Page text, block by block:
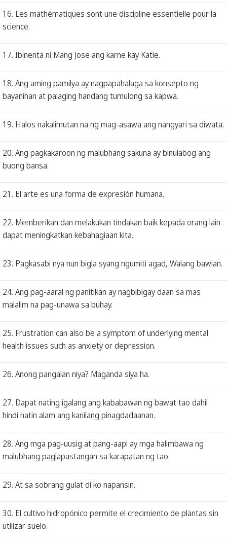
16. Les mathématiques sont une discipline essentielle pour la
science.
17. Ibinenta ni Mang Jose ang karne kay Katie.
18. Ang aming pamilya ay nagpapahalaga sa konsepto ng
bayanihan at palaging handang tumulong sa kapwa.
19. Halos nakalimutan na ng mag-asawa ang nangyari sa diwata.
20. Ang pagkakaroon ng malubhang sakuna ay binulabog ang
buong bansa.
21. El arte es una forma de expresión humana.
22. Memberikan dan melakukan tindakan baik kepada orang lain
dapat meningkatkan kebahagiaan kita.
23. Pagkasabi nya nun bigla syang ngumiti agad, Walang bawian.
24. Ang pag-aaral ng panitikan ay nagbibigay daan sa mas
malalim na pag-unawa sa buhay.
25. Frustration can also be a symptom of underlying mental
health issues such as anxiety or depression.
26. Anong pangalan niya? Maganda siya ha.
27. Dapat nating igalang ang kababawan ng bawat tao dahil
hindi natin alam ang kanilang pinagdadaanan.
28. Ang mga pag-uusig at pang-aapi ay mga halimbawa ng
malubhang paglapastangan sa karapatan ng tao.
29. At sa sobrang gulat di ko napansin.
30. El cultivo hidropónico permite el crecimiento de plantas sin
utilizar suelo.